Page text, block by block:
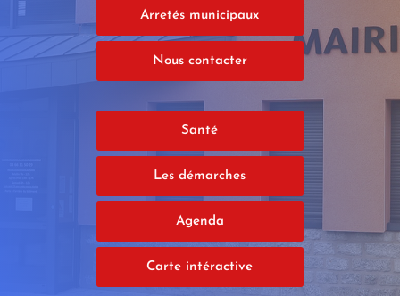
Arretés municipaux
Nous contacter
Santé
Les démarches
Agenda
Carte intéractive